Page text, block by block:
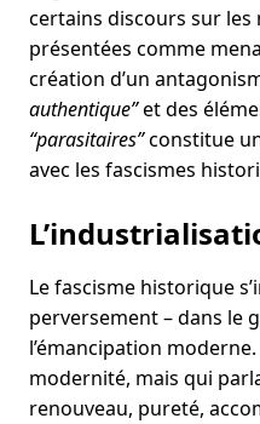
certains discours sur les
présentées comme
création d’un
authentique”et des
“parasitaires”constitue
avec les fascismes
Le fascisme historique
perversement – dans le
l’émancipation
modernité, mais qui
renouveau, pureté,